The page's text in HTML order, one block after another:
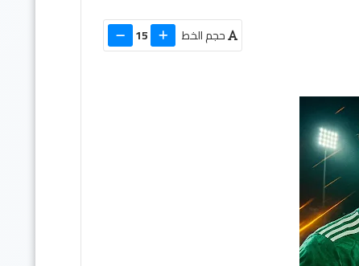
حجم الخط 15